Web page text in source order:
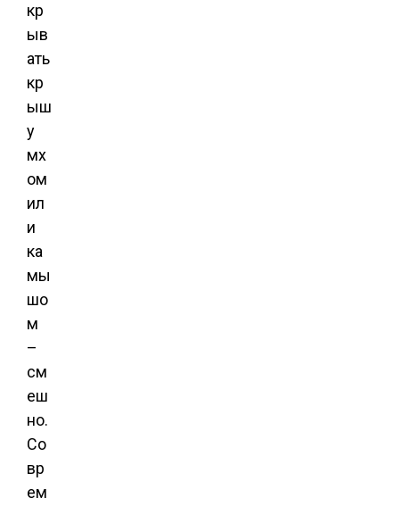
кр
ыв
ать
кр
ыш
у
мх
ом
ил
и
ка
мы
шо
м
–
см
еш
но.
Со
вр
ем